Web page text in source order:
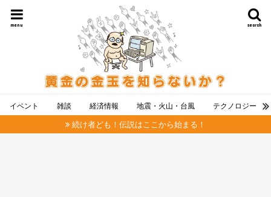
search
menu
イベント 雑談 経済情報 地震・火山・台風 テクノロジー
続け者ども！伝説はここから始まる！